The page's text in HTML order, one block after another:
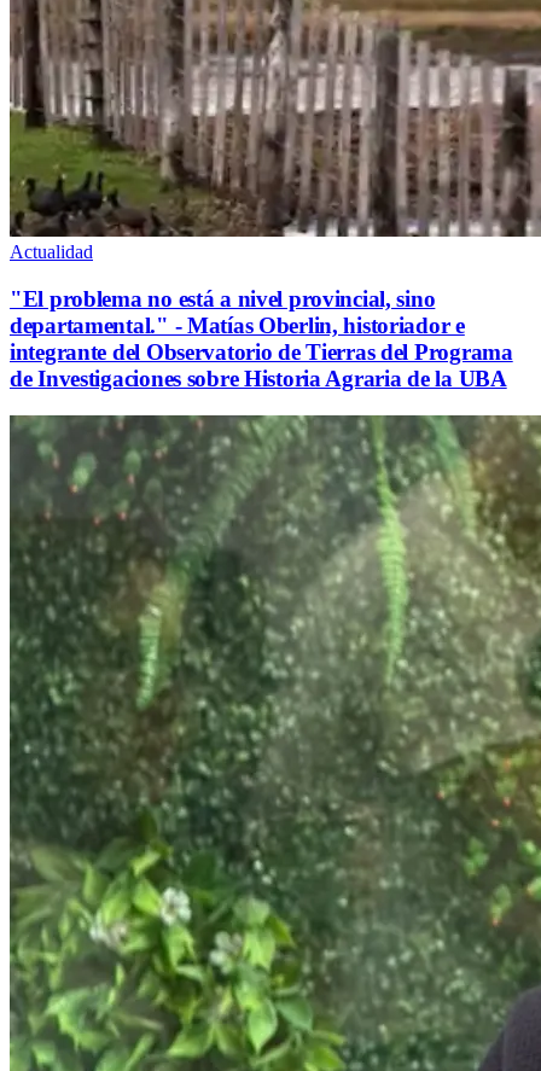
Actualidad
"El problema no está a nivel provincial, sino
departamental." - Matías Oberlin, historiador e
integrante del Observatorio de Tierras del Programa
de Investigaciones sobre Historia Agraria de la UBA